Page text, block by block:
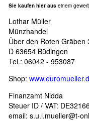
Sie kaufen hier aus einem
Lothar Müller
Münzhandel
Über den Roten Gräben
D 63654 Büdingen
Tel.: 06042 - 953087
Shop:
Finanzamt Nidda
Steuer ID / VAT:
email: s.u.l.mueller@t-